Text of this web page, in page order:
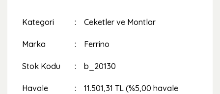
Kategori Ceketler ve Montlar
Marka Ferrino
Stok Kodu b_20130
Havale
11.501,31 TL (%5,00 havale